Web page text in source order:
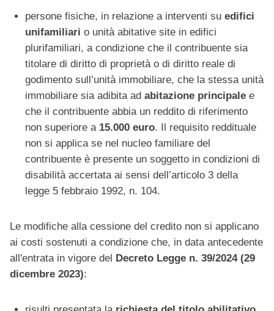
persone fisiche, in relazione a interventi su edifici
unifamiliari o unità abitative site in edifici
plurifamiliari, a condizione che il contribuente sia
titolare di diritto di proprietà o di diritto reale di
godimento sull’unità immobiliare, che la stessa unità
immobiliare sia adibita ad abitazione principale e
che il contribuente abbia un reddito di riferimento
non superiore a 15.000 euro. Il requisito reddituale
non si applica se nel nucleo familiare del
contribuente è presente un soggetto in condizioni di
disabilità accertata ai sensi dell’articolo 3 della
legge 5 febbraio 1992, n. 104.
Le modifiche alla cessione del credito non si applicano
ai costi sostenuti a condizione che, in data antecedente
all'entrata in vigore del Decreto Legge n. 39/2024 (29
dicembre 2023):